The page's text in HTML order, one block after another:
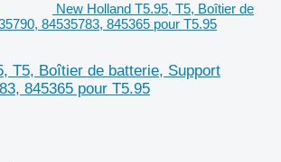
New Holland T5.95, T5, Boîtier de
84535783, 845365 pour T5.95
T5, Boîtier de batterie, Support
845365 pour T5.95